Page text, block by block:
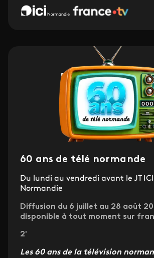
60 ans de télé normande
Du lundi au vendredi avant le JT ICI
Normandie
Diffusion du 6 juillet au 28 août
disponible à tout moment sur
2'
Les 60 ans de la télévision